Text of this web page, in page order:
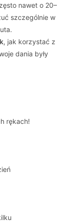
nawet o 20–
szczególnie w
, jak korzystać z
dania były
rękach!